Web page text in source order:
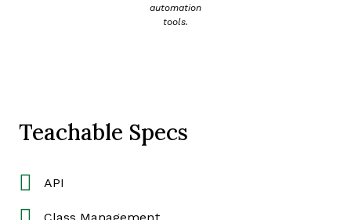
automation
tools.
Teachable Specs
API
Class Management